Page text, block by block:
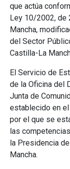
que actúa
Ley 10/2002, de
Mancha,
del Sector
Castilla-La
El Servicio de
de la Oficina del
Junta de
establecido en
por el que se
las
la Presidencia
Mancha.